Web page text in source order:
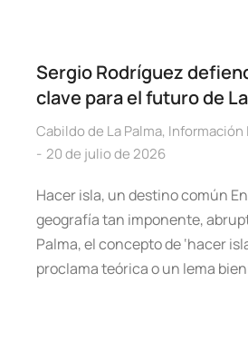
Sergio Rodríguez
clave para el futuro de
Cabildo de La Palma, Información
20 de julio de 2026
Hacer isla, un destino común
geografía tan imponente,
Palma, el concepto de ‘hacer
proclama teórica o un lema